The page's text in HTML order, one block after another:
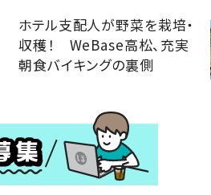
ホテル支配人が野菜を栽培・
収穫！ WeBase高松、充実
朝食バイキングの裏側